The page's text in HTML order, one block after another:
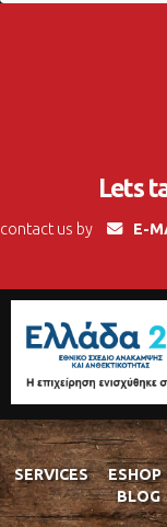
Lets
contact us by E-
SERVICES ESHOP
BLOG